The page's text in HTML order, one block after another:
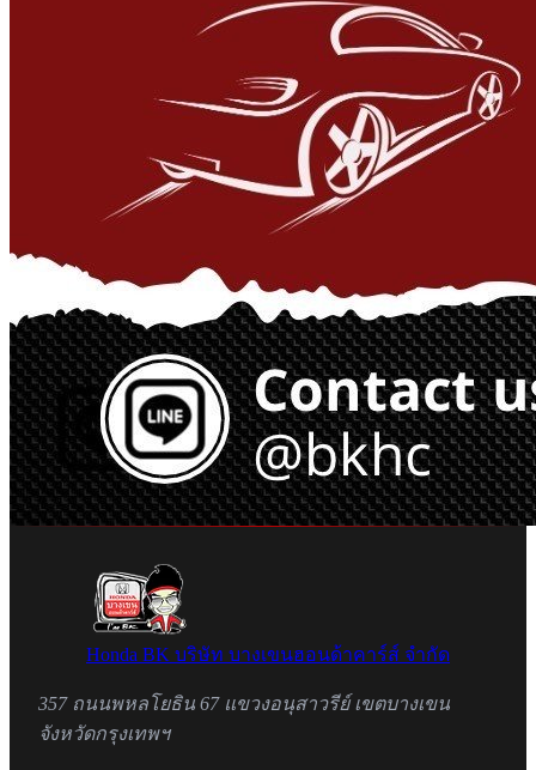
Honda BK บริษัท บางเขนฮอนด้าคาร์ส์ จำกัด
357 ถนนพหลโยธิน 67 แขวงอนุสาวรีย์ เขตบางเขน
จังหวัดกรุงเทพฯ